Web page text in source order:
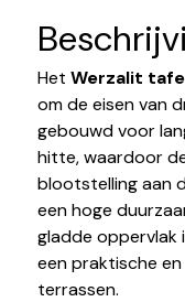
Het Werzalit
om de eisen van
gebouwd voor
hitte, waardoor
blootstelling aan
een hoge
gladde oppervlak
een praktische
terrassen.